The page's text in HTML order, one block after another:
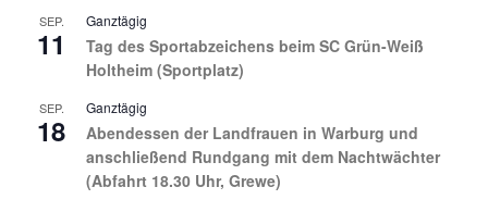
SEP.
11
Ganztägig
Tag des Sportabzeichens beim SC Grün-Weiß
Holtheim (Sportplatz)
SEP.
18
Ganztägig
Abendessen der Landfrauen in Warburg und
anschließend Rundgang mit dem Nachtwächter
(Abfahrt 18.30 Uhr, Grewe)